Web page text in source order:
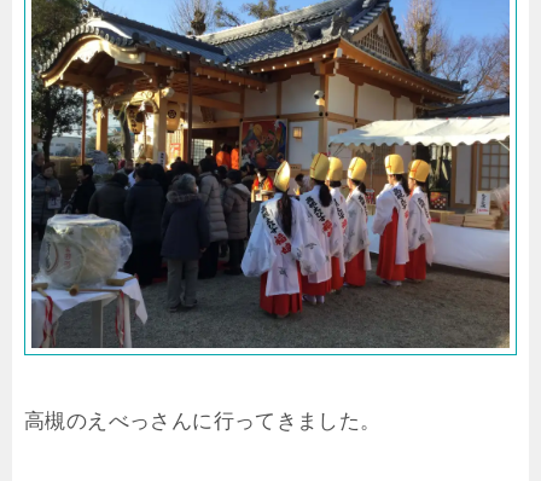
高槻のえべっさんに行ってきました。